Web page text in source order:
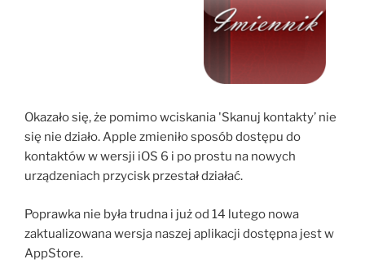
Okazało się, że pomimo wciskania 'Skanuj kontakty’ nie
się nie działo. Apple zmieniło sposób dostępu do
kontaktów w wersji iOS 6 i po prostu na nowych
urządzeniach przycisk przestał działać.
Poprawka nie była trudna i już od 14 lutego nowa
zaktualizowana wersja naszej aplikacji dostępna jest w
AppStore.